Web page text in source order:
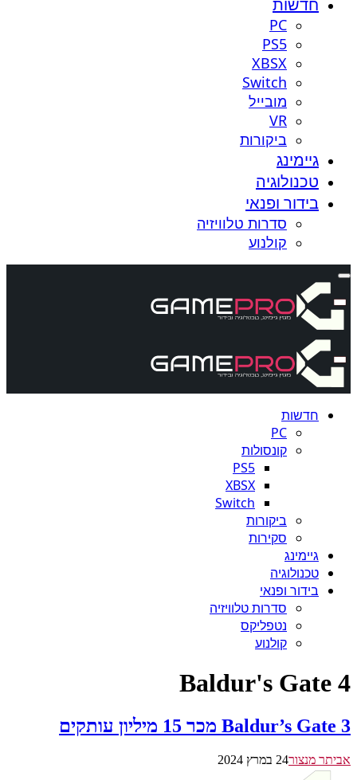
חדשות
PC
PS5
XBSX
Switch
מובייל
VR
ביקורות
גיימינג
טכנולוגיה
בידור ופנאי
סדרות טלוויזיה
קולנוע
חדשות
PC
קונסולות
PS5
XBSX
Switch
ביקורות
סקירות
גיימינג
טכנולוגיה
בידור ופנאי
סדרות טלוויזיה
נטפליקס
קולנוע
Baldur's Gate 4
Baldur’s Gate 3 מכר 15 מיליון עותקים
אביתר מנצור24 במרץ 2024